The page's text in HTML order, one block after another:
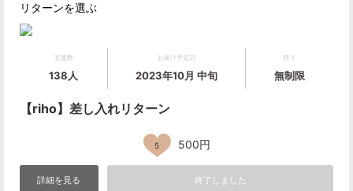
リターンを選ぶ
支援数
138人
お届け予定日
2023年10月 中旬
残り
無制限
【riho】差し入れリターン
5 500円
詳細を見る 終了しました